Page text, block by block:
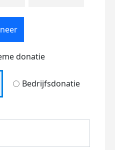
donatie
Bedrijfsdonatie